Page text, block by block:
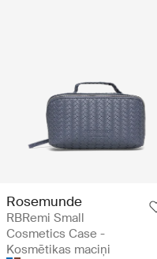
Rosemunde
RBRemi Small
Cosmetics Case -
Kosmētikas maciņi